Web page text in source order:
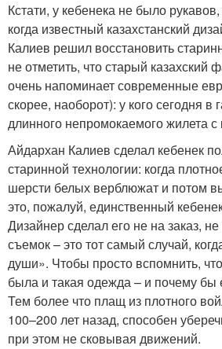
Кстати, у кебенека не было
когда известный казахстанский
Калиев решил восстановить
не отметить, что старый казахский
очень напоминает современные
скорее, наоборот): у кого сегодня в
длинного непромокаемого жилета
Айдархан Калиев сделал кебенек
старинной технологии: когда
шерсти белых верблюжат и потом
это, пожалуй, единственный
Дизайнер сделал его не на заказ,
съемок – это тот самый случай,
души». Чтобы просто вспомнить, что
была и такая одежда – и почему бы
Тем более что плащ из плотного
100–200 лет назад, способен
при этом не сковывая движений.